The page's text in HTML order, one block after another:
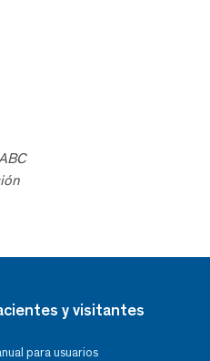
y visitantes
para usuarios